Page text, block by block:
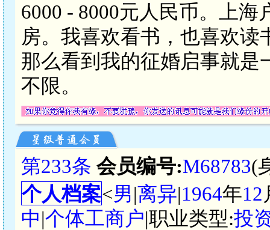
6000 - 8000元人民币。上
房。我喜欢看书，也喜欢
那么看到我的征婚启事就是
不限。
第233条 会员编号:M68783(
个人档案<男|离异|1964年12
中|个体工商户|职业类型:投